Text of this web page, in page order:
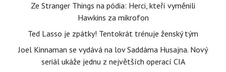
Ze Stranger Things na pódia: Herci, kteří vyměnili
Hawkins za mikrofon
Ted Lasso je zpátky! Tentokrát trénuje ženský tým
Joel Kinnaman se vydává na lov Saddáma Husajna. Nový
seriál ukáže jednu z největších operací CIA